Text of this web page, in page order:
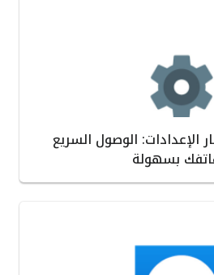
الإعدادات: الوصول السريع
بسهولة